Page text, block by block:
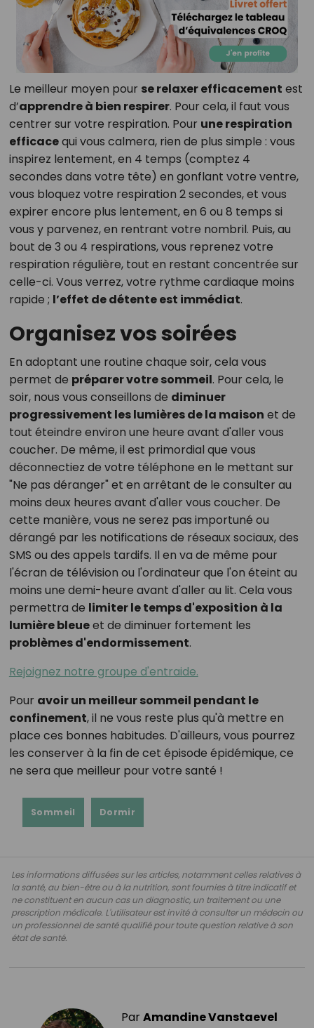
Le meilleur moyen pour se relaxer efficacement est
d’apprendre à bien respirer. Pour cela, il faut vous
centrer sur votre respiration. Pour une respiration
efficacequi vous calmera, rien de plus simple : vous
inspirez lentement, en 4 temps (comptez 4
secondes dans votre tête) en gonflant votre ventre,
vous bloquez votre respiration 2 secondes, et vous
expirer encore plus lentement, en 6 ou 8 temps si
vous y parvenez, en rentrant votre nombril. Puis, au
bout de 3 ou 4 respirations, vous reprenez votre
respiration régulière, tout en restant concentrée sur
celle-ci. Vous verrez, votre rythme cardiaque moins
rapide ; l’effet de détente est immédiat.
Organisez vos soirées
En adoptant une routine chaque soir, cela vous
permet de préparer votre sommeil. Pour cela, le
soir, nous vous conseillons de diminuer
progressivement les lumières de la maison et de
tout éteindre environ une heure avant d'aller vous
coucher. De même, il est primordial que vous
déconnectiez de votre téléphone en le mettant sur
"Ne pas déranger" et en arrêtant de le consulter au
moins deux heures avant d'aller vous coucher. De
cette manière, vous ne serez pas importuné ou
dérangé par les notifications de réseaux sociaux, des
SMS ou des appels tardifs. Il en va de même pour
l'écran de télévision ou l'ordinateur que l'on éteint au
moins une demi-heure avant d'aller au lit. Cela vous
permettra de limiter le temps d'exposition à la
lumière bleueet de diminuer fortement les
problèmes d'endormissement.
Rejoignez notre groupe d'entraide.
Pour avoir un meilleur sommeil pendant le
confinement, il ne vous reste plus qu'à mettre en
place ces bonnes habitudes. D'ailleurs, vous pourrez
les conserver à la fin de cet épisode épidémique, ce
ne sera que meilleur pour votre santé !
Sommeil Dormir
Les informations diffusées sur les articles, notamment celles relatives à
la santé, au bien-être ou à la nutrition, sont fournies à titre indicatif et
ne constituent en aucun cas un diagnostic, un traitement ou une
prescription médicale. L'utilisateur est invité à consulter un médecin ou
un professionnel de santé qualifié pour toute question relative à son
état de santé.
ParAmandine Vanstaevel